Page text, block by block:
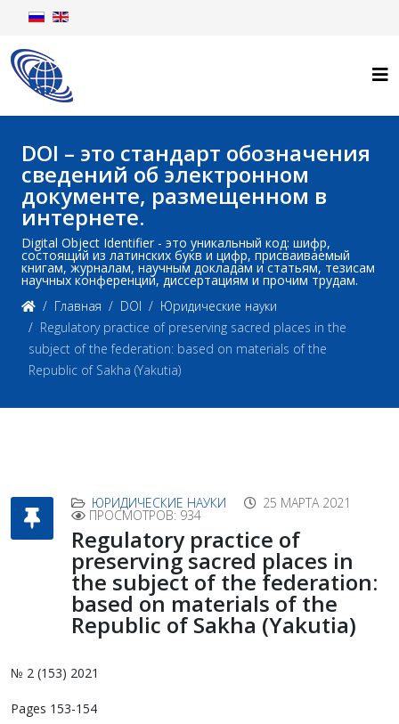
DOI – это стандарт обозначения
сведений об электронном
документе, размещенном в
интернете.
Digital Object Identifier - это уникальный код: шифр,
состоящий из латинских букв и цифр, присваиваемый
книгам, журналам, научным докладам и статьям, тезисам
научных конференций, диссертациям и прочим трудам.
Главная
DOI
Юридические науки
Regulatory practice of preserving sacred places in the
subject of the federation: based on materials of the
Republic of Sakha (Yakutia)
ЮРИДИЧЕСКИЕ НАУКИ 25 МАРТА 2021
ПРОСМОТРОВ: 934
Regulatory practice of
preserving sacred places in
the subject of the federation:
based on materials of the
Republic of Sakha (Yakutia)
№ 2 (153) 2021
Pages 153-154